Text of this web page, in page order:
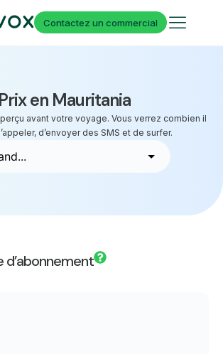
Contactez un commercial
Prix en Mauritania
avant votre voyage. Vous verrez combien il
d’envoyer des SMS et de surfer.
d’abonnement